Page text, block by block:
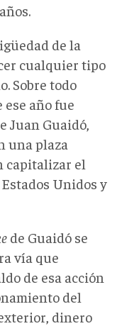
de la
cualquier tipo
Sobre todo
año fue
Juan Guaidó,
una plaza
capitalizar el
Unidos y
de Guaidó se
vía que
de esa acción
del
dinero